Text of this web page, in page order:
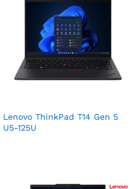
Lenovo ThinkPad T14 Gen 5
U5-125U